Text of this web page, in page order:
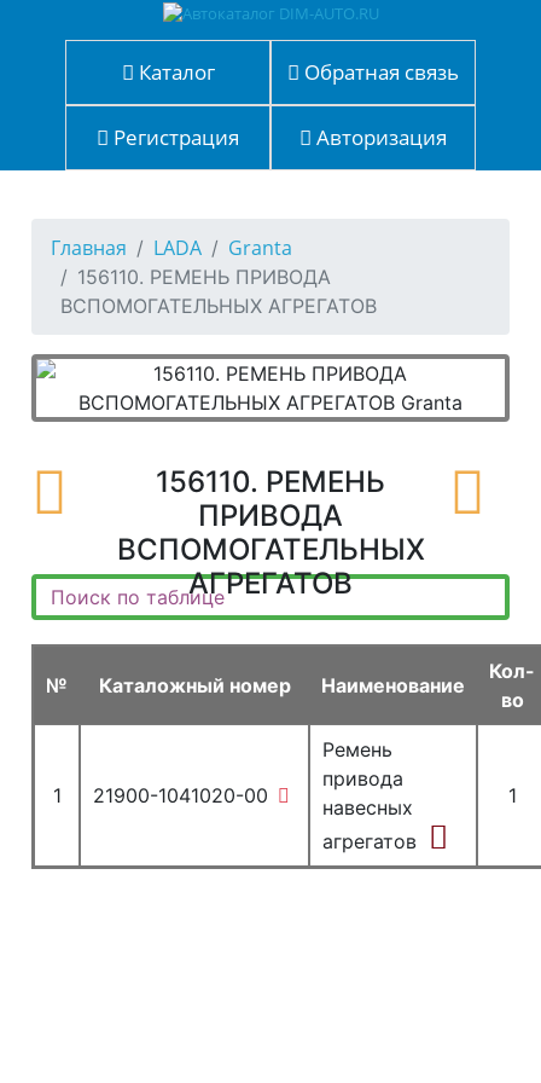
Каталог Обратная связь
Регистрация Авторизация
Главная LADA Granta
156110. РЕМЕНЬ ПРИВОДА
ВСПОМОГАТЕЛЬНЫХ АГРЕГАТОВ
156110. РЕМЕНЬ
ПРИВОДА
ВСПОМОГАТЕЛЬНЫХ
АГРЕГАТОВ
№ Каталожный номер Наименование
Кол-
во
1 21900-1041020-00
Ремень
привода
навесных
агрегатов
1